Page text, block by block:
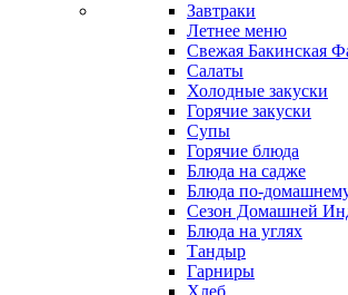
Завтраки
Летнее меню
Свежая Бакинская
Салаты
Холодные закуски
Горячие закуски
Супы
Горячие блюда
Блюда на садже
Блюда по-
Сезон Домашней
Блюда на углях
Тандыр
Гарниры
Хлеб